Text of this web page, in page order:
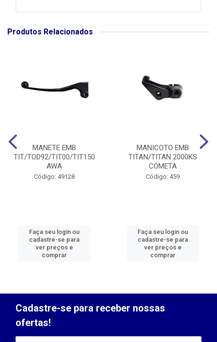
Produtos Relacionados
MANETE EMB
TIT/TOD92/TIT00/TIT150
AWA
Código: 49128
Faça seu login ou
cadastre-se para
ver preços e
comprar
MANICOTO EMB
TITAN/TITAN 2000KS
COMETA
Código: 459
Faça seu login ou
cadastre-se para
ver preços e
comprar
Cadastre-se para receber nossas
ofertas!